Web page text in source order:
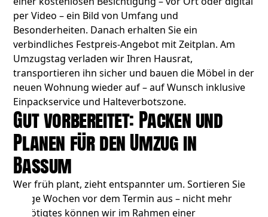
per Video – ein Bild von Umfang und
Besonderheiten. Danach erhalten Sie ein
verbindliches Festpreis-Angebot mit Zeitplan. Am
Umzugstag verladen wir Ihren Hausrat,
transportieren ihn sicher und bauen die Möbel in der
neuen Wohnung wieder auf – auf Wunsch inklusive
Einpackservice und Halteverbotszone.
Gut vorbereitet: Packen und
Planen für den Umzug in
Bassum
Wer früh plant, zieht entspannter um. Sortieren Sie
einige Wochen vor dem Termin aus – nicht mehr
Benötigtes können wir im Rahmen einer